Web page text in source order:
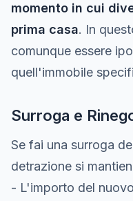
momento in cui
prima casa. In
comunque essere
quell'immobile
Surroga e
Se fai una surroga
detrazione si
- L'importo del